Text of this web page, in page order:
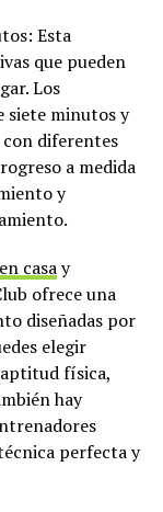
Esta
que pueden
Los
siete minutos y
con diferentes
a medida
y
casay
ofrece una
diseñadas por
elegir
física,
hay
perfecta y